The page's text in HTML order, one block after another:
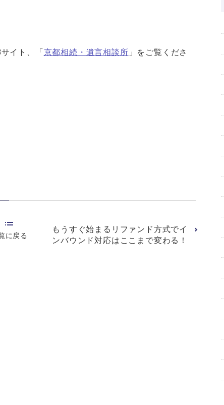
イト、「京都相続・遺言相談所 」をご覧くださ
もうすぐ始まるリファンド方式でイ
ンバウンド対応はここまで変わる！
に戻る